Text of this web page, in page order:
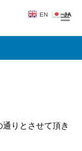
りとさせて頂き
EN JA